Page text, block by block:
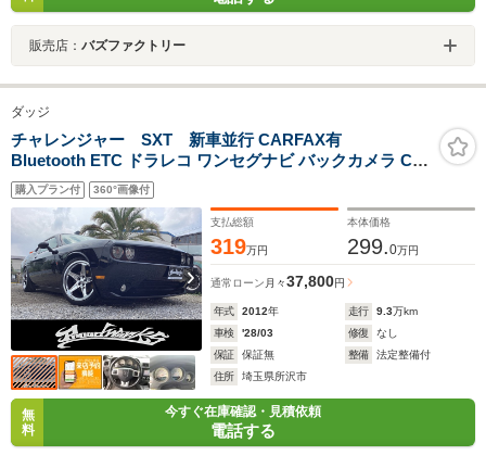
販売店： バズファクトリー
ダッジ
チャレンジャー SXT 新車並行 CARFAX有
Bluetooth ETC ドラレコ ワンセグナビ バックカメラ CD
DVDローダウン プッシュスタート エアコン・クーラー
パワステ パワーウィンドウ 電動シート
購入プラン付 360°画像付
支払総額
319万円
本体価格
299.0万円
通常ローン 月々37,800円
年式 2012年 走行 9.3万km
車検
'28/03 修復
なし
保証
保証無 整備
法定整備付
住所
埼玉県所沢市
無
料
今すぐ在庫確認・見積依頼
電話する